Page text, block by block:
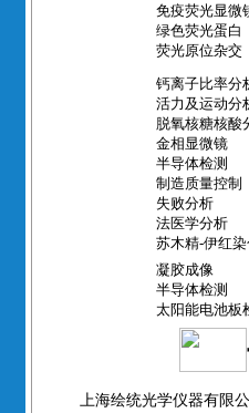
免疫荧光显微
绿色荧光蛋白
荧光原位杂交
钙离子比率分
活力及运动分
脱氧核糖核酸
金相显微镜
半导体检测
制造质量控制
失败分析
法医学分析
苏木精-伊红
凝胶成像
半导体检测
太阳能电池板
上海绘统光学仪器有限